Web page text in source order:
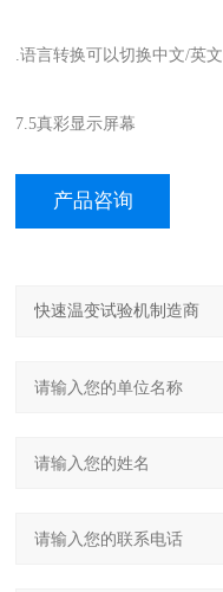
.语言转换可以切换中文/英文
7.5真彩显示屏幕
产品咨询